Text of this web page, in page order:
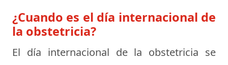
¿Cuando es el día internacional de
la obstetricia?
El día internacional de la obstetricia se